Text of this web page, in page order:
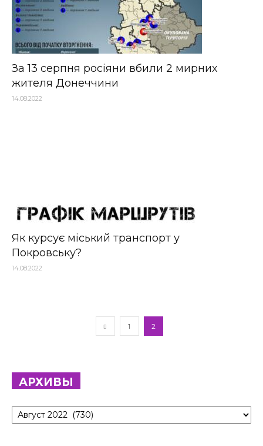
За 13 серпня росіяни вбили 2 мирних
жителя Донеччини
14.08.2022
Як курсує міський транспорт у
Покровську?
14.08.2022
1 2
АРХИВЫ
Архивы